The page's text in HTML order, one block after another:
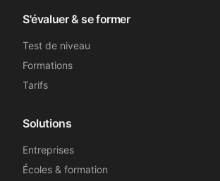
S'évaluer & se former
Test de niveau
Formations
Tarifs
Solutions
Entreprises
Écoles & formation